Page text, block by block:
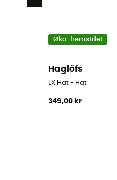
Øko-fremstillet
Haglöfs
LX Hat - Hat
349,00 kr